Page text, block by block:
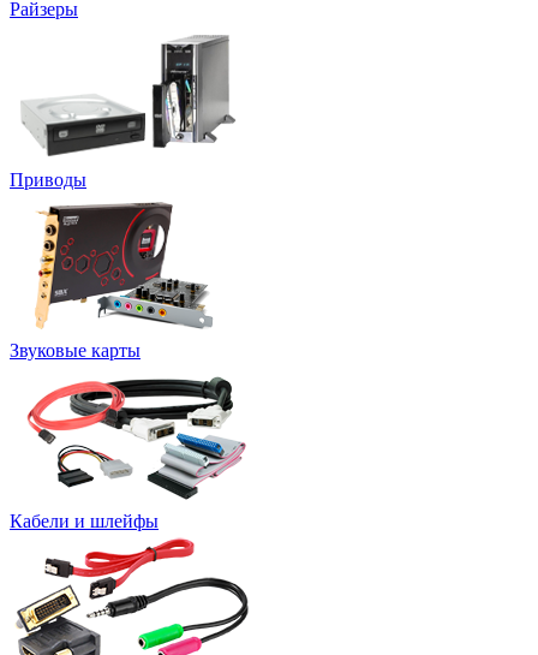
Райзеры
Приводы
Звуковые карты
Кабели и шлейфы